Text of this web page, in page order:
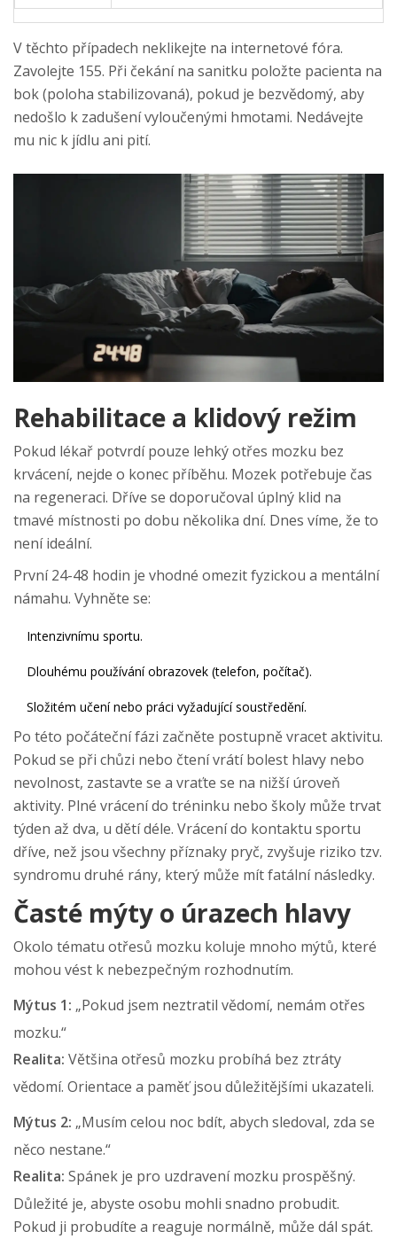
V těchto případech neklikejte na internetové fóra.
Zavolejte 155. Při čekání na sanitku položte pacienta na
bok (poloha stabilizovaná), pokud je bezvědomý, aby
nedošlo k zadušení vyloučenými hmotami. Nedávejte
mu nic k jídlu ani pití.
Rehabilitace a klidový režim
Pokud lékař potvrdí pouze lehký otřes mozku bez
krvácení, nejde o konec příběhu. Mozek potřebuje čas
na regeneraci. Dříve se doporučoval úplný klid na
tmavé místnosti po dobu několika dní. Dnes víme, že to
není ideální.
První 24-48 hodin je vhodné omezit fyzickou a mentální
námahu. Vyhněte se:
Intenzivnímu sportu.
Dlouhému používání obrazovek (telefon, počítač).
Složitém učení nebo práci vyžadující soustředění.
Po této počáteční fázi začněte postupně vracet aktivitu.
Pokud se při chůzi nebo čtení vrátí bolest hlavy nebo
nevolnost, zastavte se a vraťte se na nižší úroveň
aktivity. Plné vrácení do tréninku nebo školy může trvat
týden až dva, u dětí déle. Vrácení do kontaktu sportu
dříve, než jsou všechny příznaky pryč, zvyšuje riziko tzv.
syndromu druhé rány, který může mít fatální následky.
Časté mýty o úrazech hlavy
Okolo tématu otřesů mozku koluje mnoho mýtů, které
mohou vést k nebezpečným rozhodnutím.
Mýtus 1: „Pokud jsem neztratil vědomí, nemám otřes
mozku.“
Realita: Většina otřesů mozku probíhá bez ztráty
vědomí. Orientace a paměť jsou důležitějšími ukazateli.
Mýtus 2: „Musím celou noc bdít, abych sledoval, zda se
něco nestane.“
Realita: Spánek je pro uzdravení mozku prospěšný.
Důležité je, abyste osobu mohli snadno probudit.
Pokud ji probudíte a reaguje normálně, může dál spát.